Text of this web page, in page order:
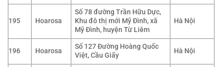
195 Hoarosa
Số 78 đường Trần Hữu Dực,
Khu đô thị mới Mỹ Đình, xã
Mỹ Đình, huyện Từ Liêm
Hà Nội
196 Hoarosa
Số 127 Đường Hoàng Quốc
Việt, Cầu Giấy
Hà Nội